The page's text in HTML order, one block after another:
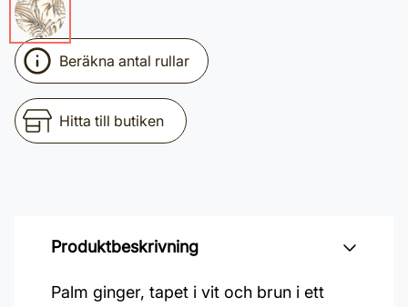
Beräkna antal rullar
Hitta till butiken
Produktbeskrivning
Palm ginger, tapet i vit och brun i ett